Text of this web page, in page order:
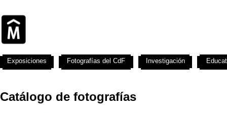
Catálogo de fotografías
Exposiciones Fotografías del CdF Investigación